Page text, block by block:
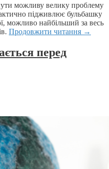
можливу велику проблему
підживлює бульбашку
можливо найбільший за весь
Продовжити читання →
перед